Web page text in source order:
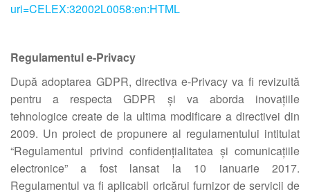
uri=CELEX:32002L0058:en:HTML
Regulamentul e-Privacy
După adoptarea GDPR, directiva e-Privacy va fi revizuită
pentru a respecta GDPR și va aborda inovațiile
tehnologice create de la ultima modificare a directivei din
2009. Un proiect de propunere al regulamentului intitulat
“Regulamentul privind confidențialitatea și comunicațiile
electronice” a fost lansat la 10 ianuarie 2017.
Regulamentul va fi aplicabil oricărui furnizor de servicii de